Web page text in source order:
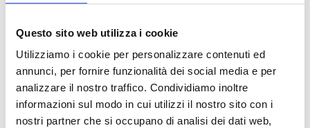
Questo sito web utilizza i cookie
Utilizziamo i cookie per personalizzare contenuti ed
annunci, per fornire funzionalità dei social media e per
analizzare il nostro traffico. Condividiamo inoltre
informazioni sul modo in cui utilizzi il nostro sito con i
nostri partner che si occupano di analisi dei dati web,
Documents(6992)
Select All
Please log in before downloading content marked with
the icon lock